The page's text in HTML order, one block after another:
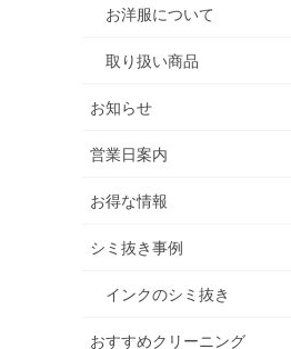
お洋服について
取り扱い商品
お知らせ
営業日案内
お得な情報
シミ抜き事例
インクのシミ抜き
おすすめクリーニング